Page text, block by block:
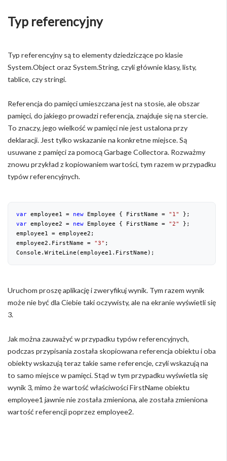
Typ referencyjny
Typ referencyjny są to elementy dziedziczące po klasie
System.Object oraz System.String, czyli głównie klasy, listy,
tablice, czy stringi.
Referencja do pamięci umieszczana jest na stosie, ale obszar
pamięci, do jakiego prowadzi referencja, znajduje się na stercie.
To znaczy, jego wielkość w pamięci nie jest ustalona przy
deklaracji. Jest tylko wskazanie na konkretne miejsce. Są
usuwane z pamięci za pomocą Garbage Collectora. Rozważmy
znowu przykład z kopiowaniem wartości, tym razem w przypadku
typów referencyjnych.
var employee1 = new Employee { FirstName = "1"
var employee2 = new Employee { FirstName = "2"
};
employee1 = employee2;
employee2.FirstName = "3" ;
Console.WriteLine(employee1.FirstName);
Uruchom proszę aplikację i zweryfikuj wynik. Tym razem wynik
może nie być dla Ciebie taki oczywisty, ale na ekranie wyświetli się
3.
Jak można zauważyć w przypadku typów referencyjnych,
podczas przypisania została skopiowana referencja obiektu i oba
obiekty wskazują teraz takie same referencje, czyli wskazują na
to samo miejsce w pamięci. Stąd w tym przypadku wyświetla się
wynik 3, mimo że wartość właściwości FirstName obiektu
employee1 jawnie nie została zmieniona, ale została zmieniona
wartość referencji poprzez employee2.